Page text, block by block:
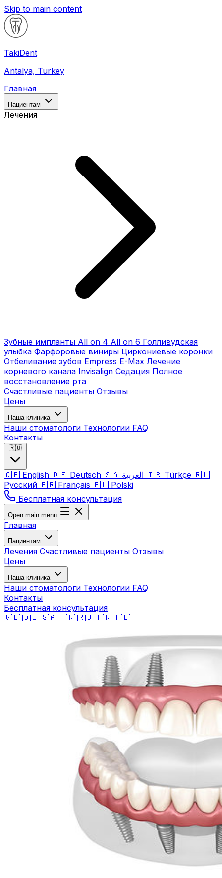
Skip to main content
TakiDent
Antalya, Turkey
Главная
Пациентам
Лечения
Зубные импланты All on 4 All on 6 Голливудская
улыбка Фарфоровые виниры Циркониевые коронки
Отбеливание зубов Empress E-Max Лечение
корневого канала Invisalign Седация Полное
восстановление рта
Счастливые пациенты Отзывы
Цены
Наша клиника
Наши стоматологи Технологии FAQ
Контакты
🇷🇺
🇬🇧 English 🇩🇪 Deutsch 🇸🇦 🇹🇷 Türkçe 🇷🇺
Русский 🇫🇷 Français 🇵🇱 Polski
Бесплатная консультация
Open main menu
Главная
Пациентам
Лечения Счастливые пациенты Отзывы
Цены
Наша клиника
Наши стоматологи Технологии FAQ
Контакты
Бесплатная консультация
🇬🇧 🇩🇪 🇸🇦 🇹🇷 🇷🇺 🇫🇷 🇵🇱